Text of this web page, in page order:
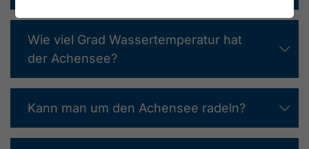
Wie viel Grad Wassertemperatur hat
der Achensee?
Kann man um den Achensee radeln?